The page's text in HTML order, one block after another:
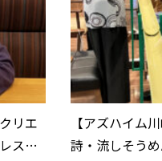
リエ
スト
【アズハイム
詩・流しそう